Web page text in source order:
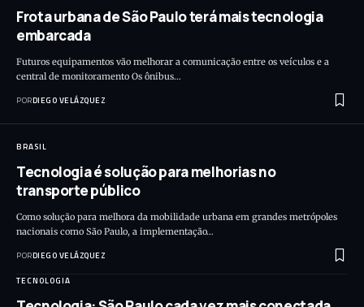
Frota urbana de São Paulo terá mais tecnologia
embarcada
Futuros equipamentos vão melhorar a comunicação entre os veículos e a
central de monitoramento Os ônibus…
PORDIEGO VELÁZQUEZ
BRASIL
Tecnologia é solução para melhorias no
transporte público
Como solução para melhora da mobilidade urbana em grandes metrópoles
nacionais como São Paulo, a implementação…
PORDIEGO VELÁZQUEZ
TECNOLOGIA